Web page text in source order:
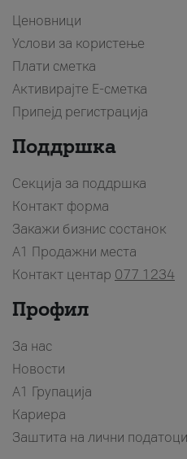
Ценовници
Услови за користење
Плати сметка
Активирајте Е-сметка
Припејд регистрација
Поддршка
Секција за поддршка
Контакт форма
Закажи бизнис состанок
A1 Продажни места
Контакт центар 077 1234
Профил
За нас
Новости
А1 Групација
Кариера
Заштита на лични податоци